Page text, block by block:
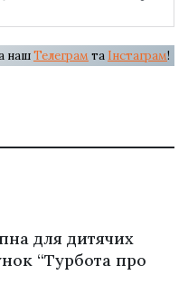
нашТелеграм та Інстаграм!
для дитячих
“Турбота про